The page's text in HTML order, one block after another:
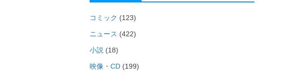
コミック (123)
ニュース (422)
小説 (18)
映像・CD (199)